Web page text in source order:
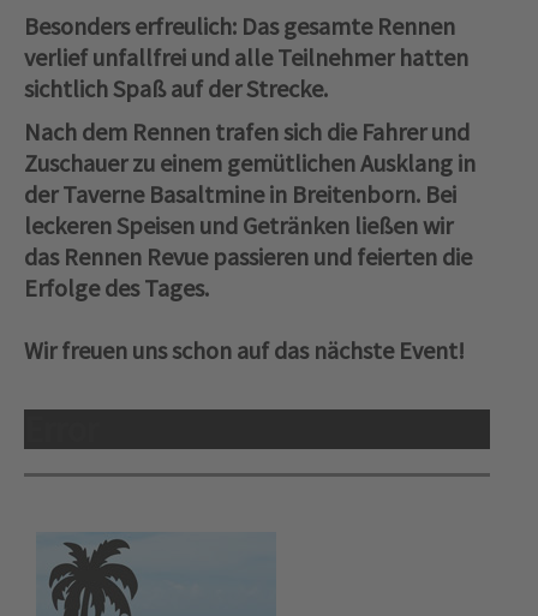
Besonders erfreulich: Das gesamte Rennen
verlief unfallfrei und alle Teilnehmer hatten
sichtlich Spaß auf der Strecke.
Nach dem Rennen trafen sich die Fahrer und
Zuschauer zu einem gemütlichen Ausklang in
der Taverne Basaltmine in Breitenborn. Bei
leckeren Speisen und Getränken ließen wir
das Rennen Revue passieren und feierten die
Erfolge des Tages.
Wir freuen uns schon auf das nächste Event!